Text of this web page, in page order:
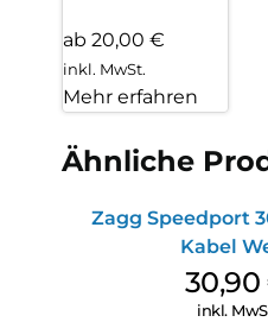
ab 20,00 €
inkl. MwSt.
Mehr erfahren
Ähnliche
Zagg Speedport
Kabel
30,90
inkl.